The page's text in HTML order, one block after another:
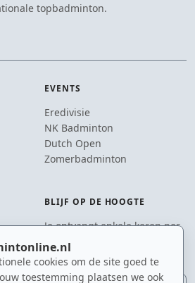
cookies om de site goed te
toestemming plaatsen we ook
topbadminton.
EVENTS
Eredivisie
NK Badminton
Dutch Open
Zomerbadminton
BLIJF OP DE HOOGTE
Je ontvangt enkele keren per
jaar een e-mail met het
laatste badmintonnieuws.
E-mailadres